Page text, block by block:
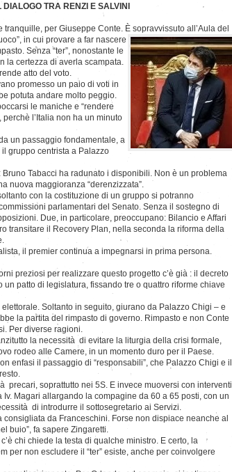
TRA RENZI E SALVINI
tranquille, per Giuseppe Conte. È sopravvissuto all’Aula del
in cui provare a far nascere
Senza “ter”, nonostante le
la certezza di averla scampata.
atto del voto.
promesso un paio di voti in
potuta andare molto peggio.
le maniche e “rendere
l’Italia non ha un minuto
un passaggio fondamentale, a
gruppo centrista a Palazzo
Tabacci ha radunato i disponibili. Non è un problema
nuova maggioranza “derenzizzata”.
con la costituzione di un gruppo si potranno
parlamentari del Senato. Senza il sostegno di
Due, in particolare, preoccupano: Bilancio e Affari
transitare il Recovery Plan, nella seconda la riforma della
il premier continua a impegnarsi in prima persona.
preziosi per realizzare questo progetto c’è già : il decreto
patto di legislatura, fissando tre o quattro riforme chiave
Soltanto in seguito, giurano da Palazzo Chigi – e
la partita del rimpasto di governo. Rimpasto e non Conte
Per diverse ragioni.
la necessità di evitare la liturgia della crisi formale,
rodeo alle Camere, in un momento duro per il Paese.
enfasi il passaggio di “responsabili”, che Palazzo Chigi e il
precari, soprattutto nei 5S. E invece muoversi con interventi
Magari allargando la compagine da 60 a 65 posti, con un
di introdurre il sottosegretario ai Servizi.
da Franceschini. Forse non dispiace neanche al
buio”, fa sapere Zingaretti.
chi chiede la testa di qualche ministro. E certo, la
per non escludere il “ter” esiste, anche per coinvolgere